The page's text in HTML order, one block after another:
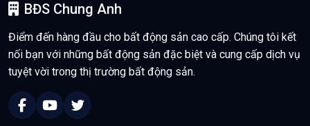
BĐS Chung Anh
Điểm đến hàng đầu cho bất động sản cao cấp. Chúng tôi kết
nối bạn với những bất động sản đặc biệt và cung cấp dịch vụ
tuyệt vời trong thị trường bất động sản.